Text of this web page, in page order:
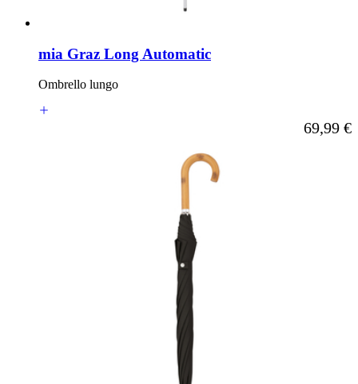
mia Graz Long Automatic
Ombrello lungo
A partire
69,99 €